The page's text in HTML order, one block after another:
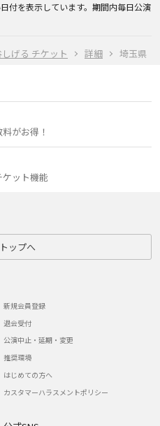
げる チケット 詳細 埼玉県
付を表示しています。期間内毎日公演
がお得！
ット機能
ップへ
新規会員登録
退会受付
公演中止・延期・変更
推奨環境
はじめての方へ
カスタマーハラスメントポリシー